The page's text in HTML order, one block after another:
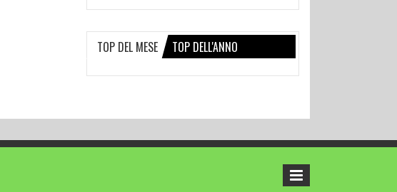
TOP DEL MESE TOP DELL'ANNO